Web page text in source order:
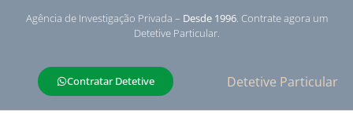
Agência de Investigação Privada – Desde 1996. Contrate agora um
Detetive Particular.
Contratar Detetive Detetive Particular